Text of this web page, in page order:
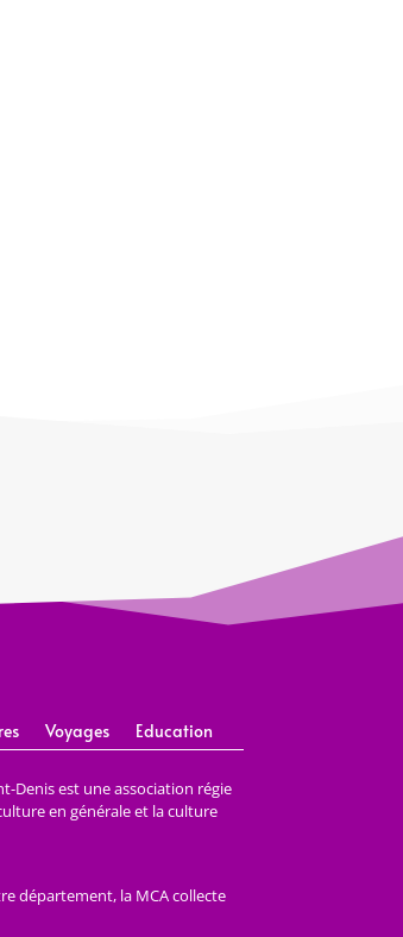
Voyages Education
Denis est une association régie
en générale et la culture
département, la MCA collecte